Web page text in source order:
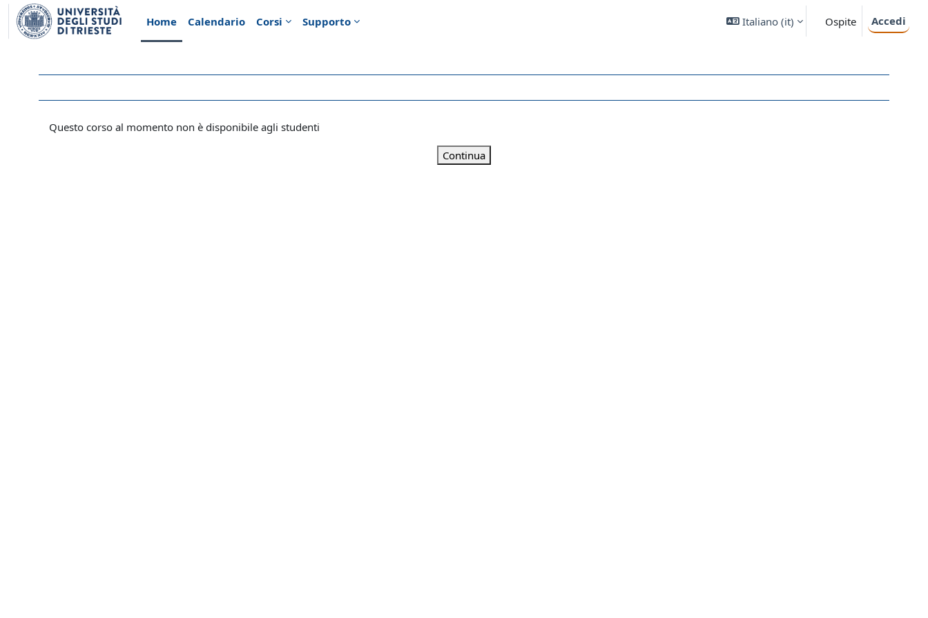
Vai al contenuto principale
Home
Calendario Corsi Supporto Italiano ‎(it)‎ Ospite Accedi
Questo corso al momento non è disponibile agli studenti
Continua